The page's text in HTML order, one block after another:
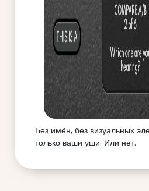
Без имён, без визуальных
только ваши уши. Или нет.